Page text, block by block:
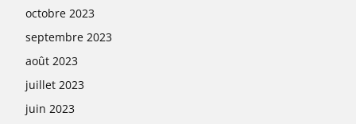
octobre 2023
septembre 2023
août 2023
juillet 2023
juin 2023